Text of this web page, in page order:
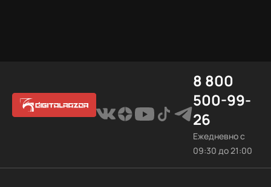
8 800
500-99-
26
Ежедневно с
09:30 до 21:00